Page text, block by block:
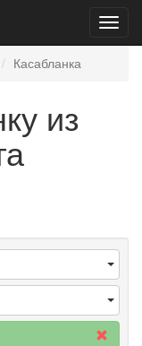
Касабланка
из